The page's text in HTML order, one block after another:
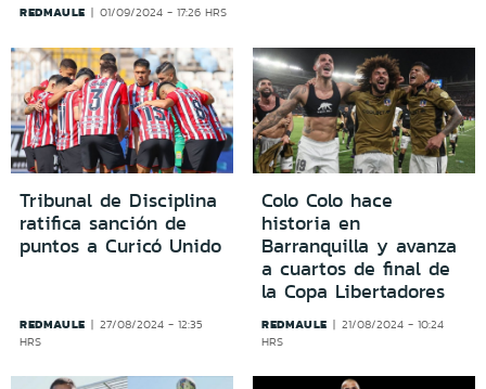
REDMAULE 01/09/2024 - 17:26 HRS
Tribunal de Disciplina
ratifica sanción de
puntos a Curicó Unido
REDMAULE
27/08/2024 - 12:35
HRS
Colo Colo hace
historia en
Barranquilla y avanza
a cuartos de final de
la Copa Libertadores
REDMAULE
21/08/2024 - 10:24
HRS